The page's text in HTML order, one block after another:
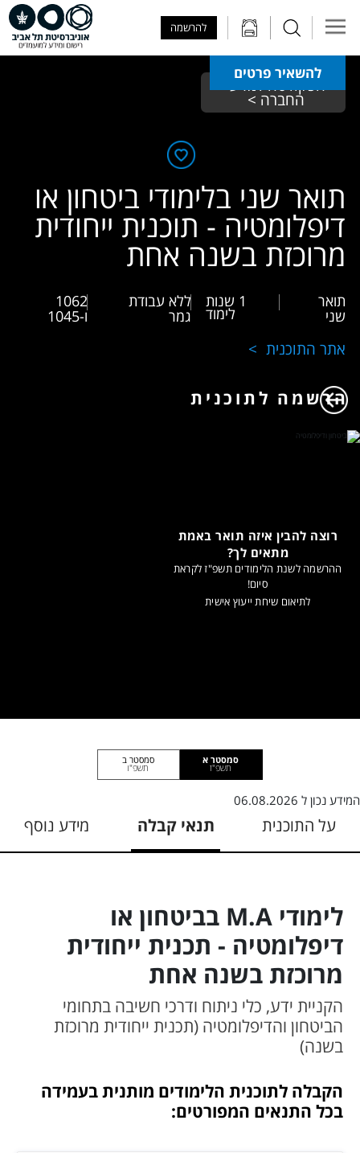
להרשמה
להשאיר פרטים
הפקולטה למדעי
החברה >
תואר שני בלימודי ביטחון או
דיפלומטיה - תוכנית ייחודית
מרוכזת בשנה אחת
תואר
שני
1 שנות
לימוד
ללא עבודת
גמר
1062
ו-1045
אתר התוכנית
הרשמה לתוכנית
רוצה להבין איזה תואר באמת
מתאים לך?
ההרשמה לשנת הלימודים תשפ"ז לקראת
סיום!
לתיאום שיחת ייעוץ אישית
סמסטר א
תשפ"ז
סמסטר ב
תשפ"ו
המידע נכון ל 06.08.2026
על התוכנית תנאי קבלה מידע נוסף
לימודי M.A בביטחון או
דיפלומטיה - תכנית ייחודית
מרוכזת בשנה אחת
הקניית ידע, כלי ניתוח ודרכי חשיבה בתחומי
הביטחון והדיפלומטיה (תכנית ייחודית מרוכזת
בשנה)
הקבלה לתוכנית הלימודים מותנית בעמידה
בכל התנאים המפורטים: